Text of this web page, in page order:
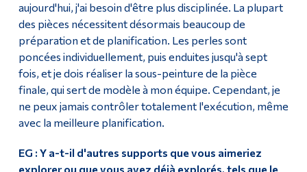
aujourd'hui, j'ai besoin d'être plus disciplinée. La plupart
des pièces nécessitent désormais beaucoup de
préparation et de planification. Les perles sont
poncées individuellement, puis enduites jusqu'à sept
fois, et je dois réaliser la sous-peinture de la pièce
finale, qui sert de modèle à mon équipe. Cependant, je
ne peux jamais contrôler totalement l'exécution, même
avec la meilleure planification.
EG : Y a-t-il d'autres supports que vous aimeriez
explorer ou que vous avez déjà explorés, tels que le